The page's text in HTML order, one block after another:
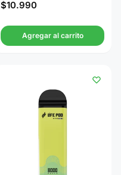
$10.990
Agregar al carrito